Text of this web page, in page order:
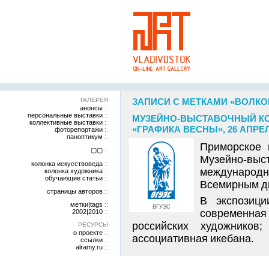
ГАЛЕРЕЯ
анонсы
персональные выставки
коллективные выставки
фоторепортажи
паноптикум
▢▢
колонка искусствоведа
колонка художника
обучающие статьи
страницы авторов
метки|tags
2002|2010
РЕСУРСЫ
о проекте
ссылки
alramy.ru
ЗАПИСИ С МЕТКАМИ
МУЗЕЙНО-ВЫСТАВОЧНЫЙ
«ГРАФИКА ВЕСНЫ», 26
ВГУЭС
Приморское
Музейно-
Всемирным
В
российских
ассоциативная икебана.